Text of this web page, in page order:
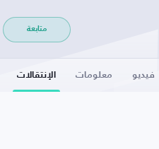
متابعة
فيديو معلومات الإنتقالات